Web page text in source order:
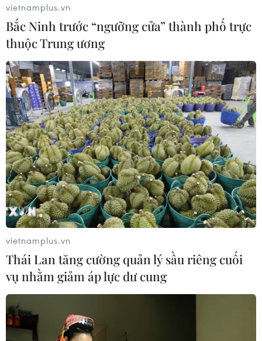
vietnamplus.vn
Bắc Ninh trước “ngưỡng cửa” thành phố trực
thuộc Trung ương
vietnamplus.vn
Thái Lan tăng cường quản lý sầu riêng cuối
vụ nhằm giảm áp lực dư cung